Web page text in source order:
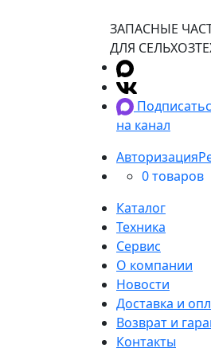
ЗАПАСНЫЕ
ДЛЯ
на канал
Авторизация
0 товаров
Каталог
Техника
Сервис
О компании
Новости
Доставка и
Возврат и
Контакты